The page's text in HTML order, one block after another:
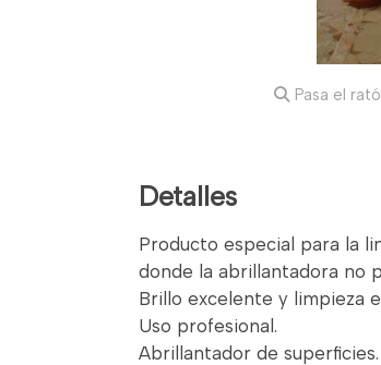
Pasa el
Detalles
Producto especial para la
donde la abrillantadora no
Brillo excelente y limpieza
Uso profesional.
Abrillantador de superficies.